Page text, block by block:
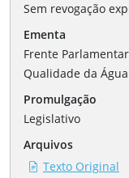
Sem revogação
Ementa
Frente
Qualidade da
Promulgação
Legislativo
Arquivos
Texto Original